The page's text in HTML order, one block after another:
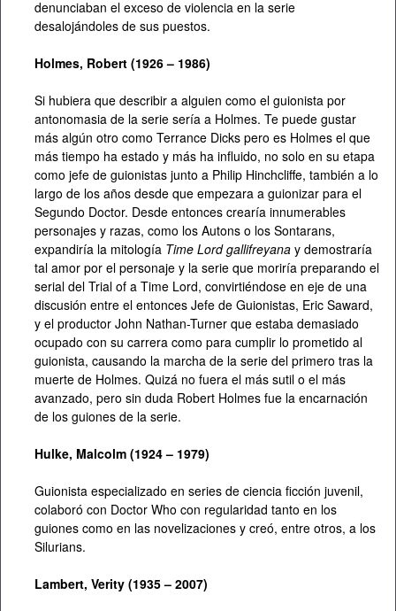
denunciaban el exceso de violencia en la serie
desalojándoles de sus puestos.
Holmes, Robert (1926 – 1986)
Si hubiera que describir a alguien como el guionista por
antonomasia de la serie sería a Holmes. Te puede gustar
más algún otro como Terrance Dicks pero es Holmes el que
más tiempo ha estado y más ha influido, no solo en su etapa
como jefe de guionistas junto a Philip Hinchcliffe, también a lo
largo de los años desde que empezara a guionizar para el
Segundo Doctor. Desde entonces crearía innumerables
personajes y razas, como los Autons o los Sontarans,
expandiría la mitología Time Lord gallifreyana y demostraría
tal amor por el personaje y la serie que moriría preparando el
serial del Trial of a Time Lord, convirtiéndose en eje de una
discusión entre el entonces Jefe de Guionistas, Eric Saward,
y el productor John Nathan-Turner que estaba demasiado
ocupado con su carrera como para cumplir lo prometido al
guionista, causando la marcha de la serie del primero tras la
muerte de Holmes. Quizá no fuera el más sutil o el más
avanzado, pero sin duda Robert Holmes fue la encarnación
de los guiones de la serie.
Hulke, Malcolm (1924 – 1979)
Guionista especializado en series de ciencia ficción juvenil,
colaboró con Doctor Who con regularidad tanto en los
guiones como en las novelizaciones y creó, entre otros, a los
Silurians.
Lambert, Verity (1935 – 2007)